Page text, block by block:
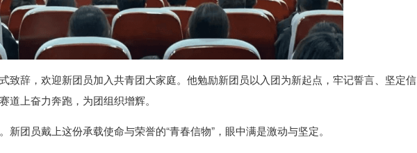
致辞，欢迎新团员加入共青团大家庭。他勉励新团员以入团为新起点，牢记誓言、坚定信
道上奋力奔跑，为团组织增辉。
新团员戴上这份承载使命与荣誉的“青春信物”，眼中满是激动与坚定。